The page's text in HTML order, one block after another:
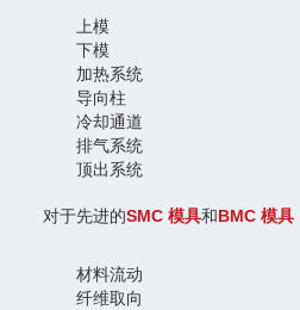
上模
下模
加热系统
导向柱
冷却通道
排气系统
顶出系统
对于先进的SMC 模具和BMC 模具
材料流动
纤维取向